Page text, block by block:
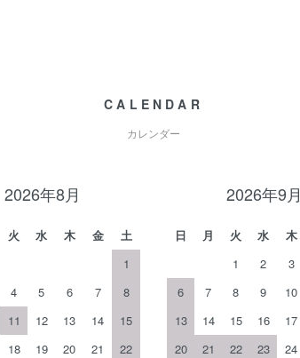
CALENDAR
カレンダー
2026年8月
火 水 木 金
土
1
4 5 6 7
8
11 12 13 14
15
18 19 20 21
22
2026年9月
日 月 火 水 木
1
2 3
6
7 8 9 10
13
14 15 16 17
20
21 22 23 24